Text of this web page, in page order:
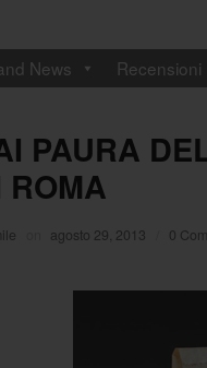
News Recensioni
PAURA
ROMA
agosto 29, 2013 0